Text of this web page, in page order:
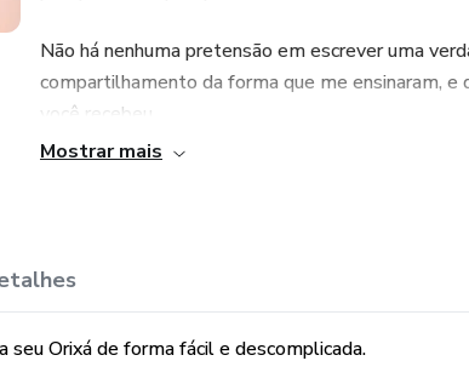
Não há nenhuma pretensão em escrever uma
compartilhamento da forma que me ensinaram,
você recebeu.
Mostrar mais
seu Orixá de forma fácil e descomplicada.